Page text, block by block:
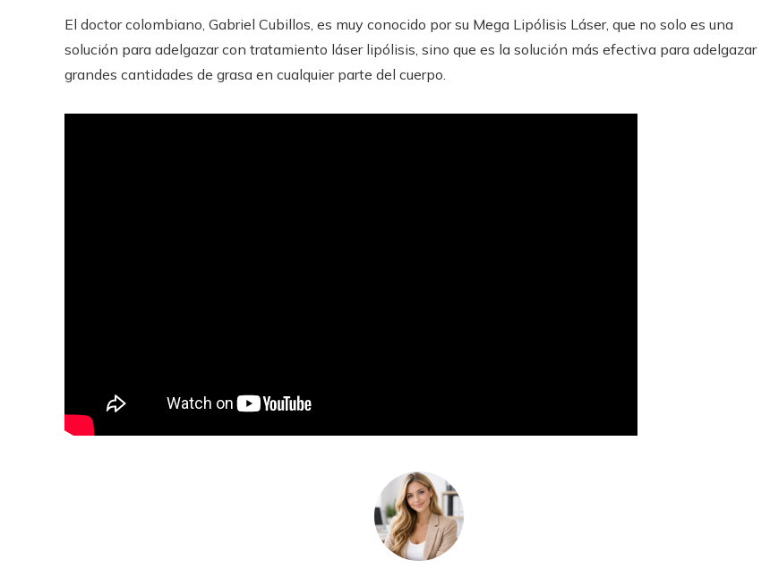
El doctor colombiano, Gabriel Cubillos, es muy conocido por su Mega Lipólisis Láser, que no solo es una
solución para adelgazar con tratamiento láser lipólisis, sino que es la solución más efectiva para adelgazar
grandes cantidades de grasa en cualquier parte del cuerpo.